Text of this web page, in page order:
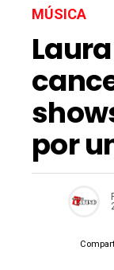
MÚSICA
por